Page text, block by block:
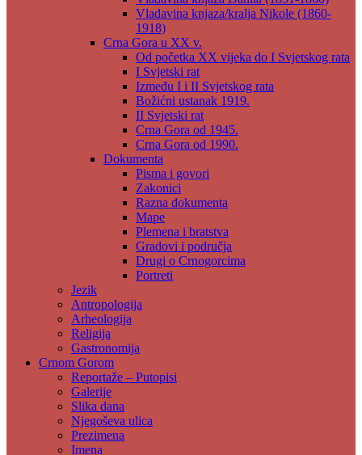
Vladavina knjaza/kralja Nikole (1860-
1918)
Crna Gora u XX v.
Od početka XX vijeka do I Svjetskog rata
I Svjetski rat
Između I i II Svjetskog rata
Božićni ustanak 1919.
II Svjetski rat
Crna Gora od 1945.
Crna Gora od 1990.
Dokumenta
Pisma i govori
Zakonici
Razna dokumenta
Mape
Plemena i bratstva
Gradovi i područja
Drugi o Crnogorcima
Portreti
Jezik
Antropologija
Arheologija
Religija
Gastronomija
Crnom Gorom
Reportaže – Putopisi
Galerije
Slika dana
Njegoševa ulica
Prezimena
Imena